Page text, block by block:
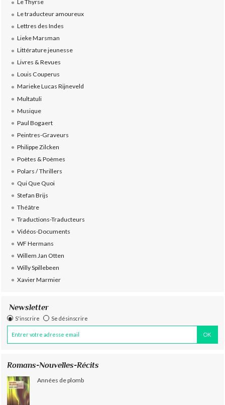
Le Thyrse
Le traducteur amoureux
Lettres des Indes
Lieke Marsman
Littérature jeunesse
Livres & Revues
Louis Couperus
Marieke Lucas Rijneveld
Multatuli
Musique
Paul Bogaert
Peintres-Graveurs
Philippe Zilcken
Poètes & Poèmes
Polars / Thrillers
Qui Que Quoi
Stefan Brijs
Théâtre
Traductions-Traducteurs
Vidéos-Documents
WF Hermans
Willem Jan Otten
Willy Spillebeen
Xavier Marmier
Newsletter
S'inscrire Se désinscrire
Romans-Nouvelles-Récits
Années de plomb